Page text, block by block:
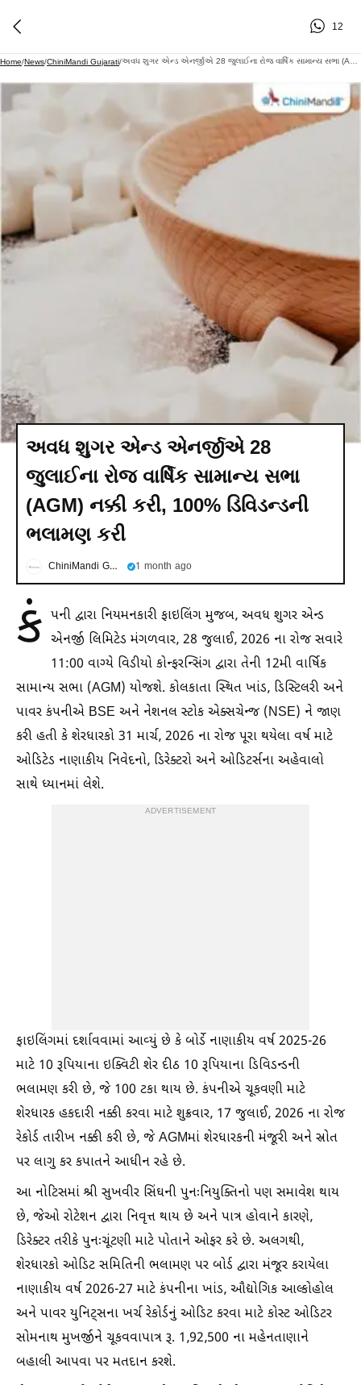
12
Home/News/ChiniMandi Gujarati/
અવધ શુગર એન્ડ એનર્જીએ 28
જુલાઈના રોજ વાર્ષિક સામાન્ય સભા
(AGM) નક્કી કરી, 100% ડિવિડન્ડની
ભલામણ કરી
ChiniMandi Gujarati 1 month ago
કં પની દ્વારા નિયમનકારી ફાઇલિંગ મુજબ, અવધ શુગર એન્ડ
એનર્જી લિમિટેડ મંગળવાર, 28 જુલાઈ, 2026 ના રોજ સવારે
11:00 વાગ્યે વિડીયો કોન્ફરન્સિંગ દ્વારા તેની 12મી વાર્ષિક
સામાન્ય સભા (AGM) યોજશે. કોલકાતા સ્થિત ખાંડ, ડિસ્ટિલરી અને
પાવર કંપનીએ BSE અને નેશનલ સ્ટોક એક્સચેન્જ (NSE) ને જાણ
કરી હતી કે શેરધારકો 31 માર્ચ, 2026 ના રોજ પૂરા થયેલા વર્ષ માટે
ઓડિટેડ નાણાકીય નિવેદનો, ડિરેક્ટરો અને ઓડિટર્સના અહેવાલો
સાથે ધ્યાનમાં લેશે.
ADVERTISEMENT
ફાઇલિંગમાં દર્શાવવામાં આવ્યું છે કે બોર્ડે નાણાકીય વર્ષ 2025-26
માટે 10 રૂપિયાના ઇક્વિટી શેર દીઠ 10 રૂપિયાના ડિવિડન્ડની
ભલામણ કરી છે, જે 100 ટકા થાય છે. કંપનીએ ચૂકવણી માટે
શેરધારક હકદારી નક્કી કરવા માટે શુક્રવાર, 17 જુલાઈ, 2026 ના રોજ
રેકોર્ડ તારીખ નક્કી કરી છે, જે AGMમાં શેરધારકની મંજૂરી અને સ્રોત
પર લાગુ કર કપાતને આધીન રહે છે.
આ નોટિસમાં શ્રી સુખવીર સિંઘની પુનઃનિયુક્તિનો પણ સમાવેશ થાય
છે, જેઓ રોટેશન દ્વારા નિવૃત્ત થાય છે અને પાત્ર હોવાને કારણે,
ડિરેક્ટર તરીકે પુનઃચૂંટણી માટે પોતાને ઓફર કરે છે. અલગથી,
શેરધારકો ઓડિટ સમિતિની ભલામણ પર બોર્ડ દ્વારા મંજૂર કરાયેલા
નાણાકીય વર્ષ 2026-27 માટે કંપનીના ખાંડ, ઔદ્યોગિક આલ્કોહોલ
અને પાવર યુનિટ્સના ખર્ચ રેકોર્ડનું ઓડિટ કરવા માટે કોસ્ટ ઓડિટર
સોમનાથ મુખર્જીને ચૂકવવાપાત્ર રૂ. 1,92,500 ના મહેનતાણાને
બહાલી આપવા પર મતદાન કરશે.